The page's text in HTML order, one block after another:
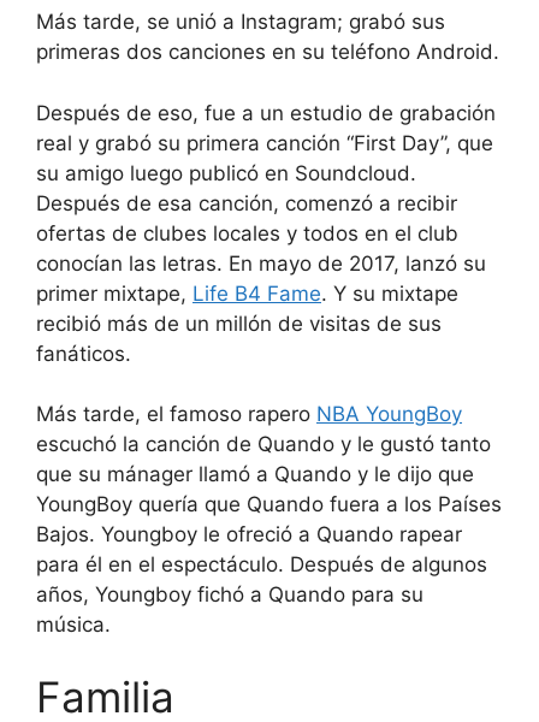
Más tarde, se unió a Instagram; grabó sus
primeras dos canciones en su teléfono Android.
Después de eso, fue a un estudio de grabación
real y grabó su primera canción “First Day”, que
su amigo luego publicó en Soundcloud.
Después de esa canción, comenzó a recibir
ofertas de clubes locales y todos en el club
conocían las letras. En mayo de 2017, lanzó su
primer mixtape, Life B4 Fame. Y su mixtape
recibió más de un millón de visitas de sus
fanáticos.
Más tarde, el famoso rapero NBA YoungBoy
escuchó la canción de Quando y le gustó tanto
que su mánager llamó a Quando y le dijo que
YoungBoy quería que Quando fuera a los Países
Bajos. Youngboy le ofreció a Quando rapear
para él en el espectáculo. Después de algunos
años, Youngboy fichó a Quando para su
música.
Familia